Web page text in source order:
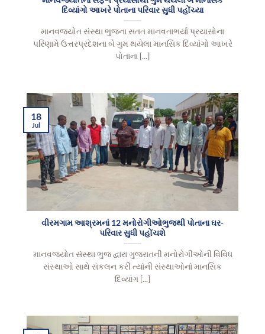
દિવ્યાંગો આખરે પોતાના પરિવાર સુધી પહોંચ્યા
માનવજ્યોત સંસ્થા ભુજના સતત માનવતાભર્યા પ્રયાસોના
પરિણામે ઉત્તરપ્રદેશના બે ગુમ થયેલા માનસિક દિવ્યાંગો આખરે
પોતાના [...]
વીરમગામ આશ્રમનાં 12 મનોરોગીઓભુજથી પોતાના ઘર-
પરિવાર સુધી પહોંચશે
માનવજ્યોત સંસ્થા ભુજ દ્વારા ગુજરાતની મનોરોગીઓની વિવિધ
સંસ્થાઓ સાથે સંકલન કરી ત્યાંની સંસ્થાઓનાં માનસિક
દિવ્યાંગ [...]
18
Jul